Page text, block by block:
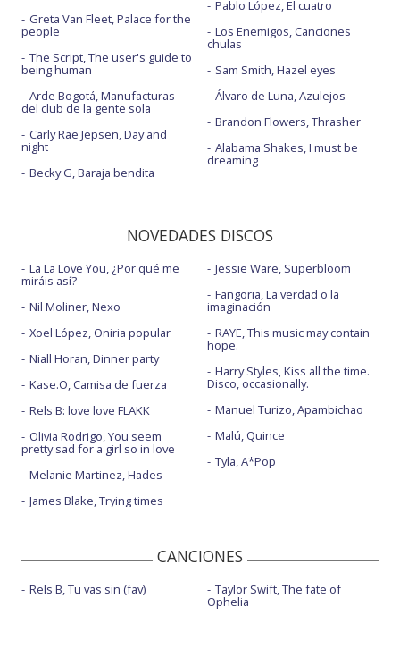
Greta Van Fleet, Palace for the
people
The Script, The user's guide to
being human
Arde Bogotá, Manufacturas
del club de la gente sola
Carly Rae Jepsen, Day and
night
Becky G, Baraja bendita
Pablo López, El cuatro
Los Enemigos, Canciones
chulas
Sam Smith, Hazel eyes
Álvaro de Luna, Azulejos
Brandon Flowers, Thrasher
Alabama Shakes, I must be
dreaming
NOVEDADES DISCOS
La La Love You, ¿Por qué me
miráis así?
Nil Moliner, Nexo
Xoel López, Oniria popular
Niall Horan, Dinner party
Kase.O, Camisa de fuerza
Rels B: love love FLAKK
Olivia Rodrigo, You seem
pretty sad for a girl so in love
Melanie Martinez, Hades
James Blake, Trying times
Jessie Ware, Superbloom
Fangoria, La verdad o la
imaginación
RAYE, This music may contain
hope.
Harry Styles, Kiss all the time.
Disco, occasionally.
Manuel Turizo, Apambichao
Malú, Quince
Tyla, A*Pop
CANCIONES
Rels B, Tu vas sin (fav) Taylor Swift, The fate of
Ophelia